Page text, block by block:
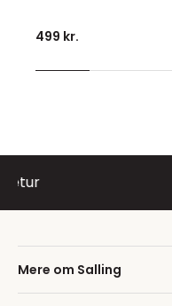
499 kr.
Mere om Salling